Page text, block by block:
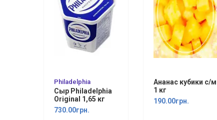
Philadelphia
Сыр Philadelphia
Original 1,65 кг
730.00грн.
Ананас кубики с/м
1 кг
190.00грн.